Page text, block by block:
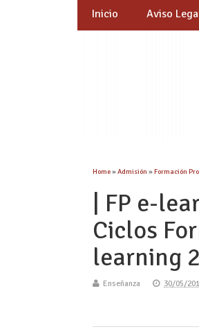
Inicio Aviso
Home»Admisión »Formación
| FP e-
Ciclos
learning
Enseñanza 30/05/